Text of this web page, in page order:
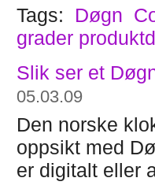
Tags:
Døgn
grader
Slik ser et
05.03.09
Den norske
oppsikt med
er digitalt eller